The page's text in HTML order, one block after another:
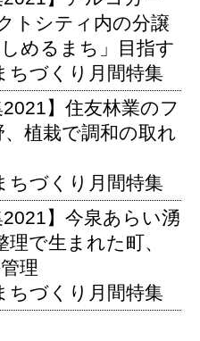
トシティ内の分譲
めるまち」目指す
ちづくり月間特集
】住友林業のフ
植栽で調和の取れ
ちづくり月間特集
2021】今泉あらい湧
で生まれた町、
理
ちづくり月間特集